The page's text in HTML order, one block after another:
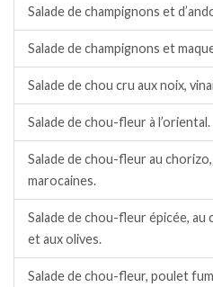
Salade de champignons et
Salade de champignons et
Salade de chou cru aux noix,
Salade de chou-fleur à l’oriental.
Salade de chou-fleur au
marocaines.
Salade de chou-fleur épicée,
et aux olives.
Salade de chou-fleur, poulet